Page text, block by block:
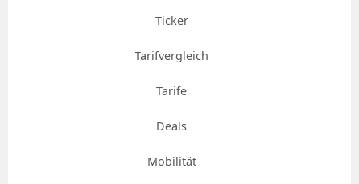
Ticker
Tarifvergleich
Tarife
Deals
Mobilität